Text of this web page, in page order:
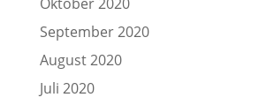
September 2020
August 2020
Juli 2020